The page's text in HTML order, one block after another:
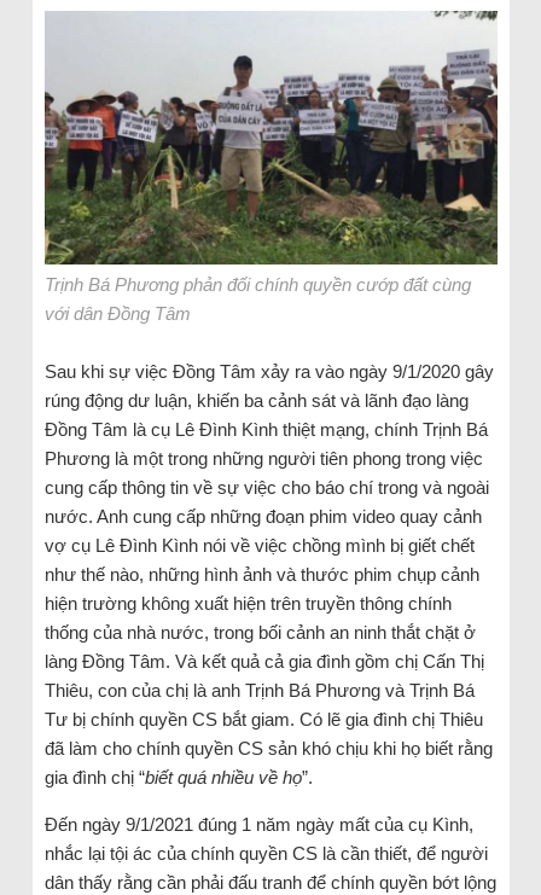
Trịnh Bá Phương phản đối chính quyền cướp đất cùng
với dân Đồng Tâm
Sau khi sự việc Đồng Tâm xảy ra vào ngày 9/1/2020 gây
rúng động dư luận, khiến ba cảnh sát và lãnh đạo làng
Đồng Tâm là cụ Lê Đình Kình thiệt mạng, chính Trịnh Bá
Phương là một trong những người tiên phong trong việc
cung cấp thông tin về sự việc cho báo chí trong và ngoài
nước. Anh cung cấp những đoạn phim video quay cảnh
vợ cụ Lê Đình Kình nói về việc chồng mình bị giết chết
như thế nào, những hình ảnh và thước phim chụp cảnh
hiện trường không xuất hiện trên truyền thông chính
thống của nhà nước, trong bối cảnh an ninh thắt chặt ở
làng Đồng Tâm. Và kết quả cả gia đình gồm chị Cấn Thị
Thiêu, con của chị là anh Trịnh Bá Phương và Trịnh Bá
Tư bị chính quyền CS bắt giam. Có lẽ gia đình chị Thiêu
đã làm cho chính quyền CS sản khó chịu khi họ biết rằng
gia đình chị “biết quá nhiều về họ”.
Đến ngày 9/1/2021 đúng 1 năm ngày mất của cụ Kình,
nhắc lại tội ác của chính quyền CS là cần thiết, để người
dân thấy rằng cần phải đấu tranh để chính quyền bớt lộng